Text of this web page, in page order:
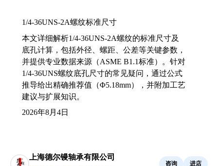
1/4-36UNS-2A螺纹标准尺寸
本文详细解析1/4-36UNS-2A螺纹的标准尺寸及
底孔计算，包括外径、螺距、公差等关键参数，
并提供专业数据来源（ASME B1.1标准）。针对
1/4-36UNS螺纹底孔尺寸的常见疑问，通过公式
推导给出精确推荐值（Φ5.18mm），并附加工艺
建议与扩展知识。
2026年8月4日
上海德尔镘轴承有限公司
咨询 进店